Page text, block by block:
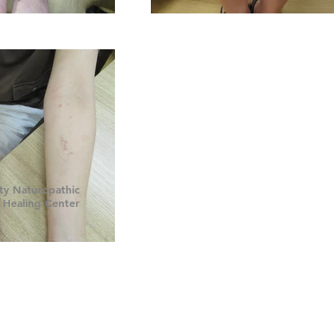
Naturopathic
Healing Center